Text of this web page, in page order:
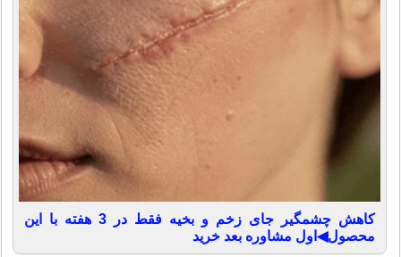
کاهش چشمگیر جای زخم و بخیه فقط در 3 هفته با این
محصول◀اول مشاوره بعد خرید